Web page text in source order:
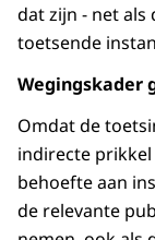
dat zijn - net
toetsende
Wegingskader
Omdat de
indirecte
behoefte aan
de relevante